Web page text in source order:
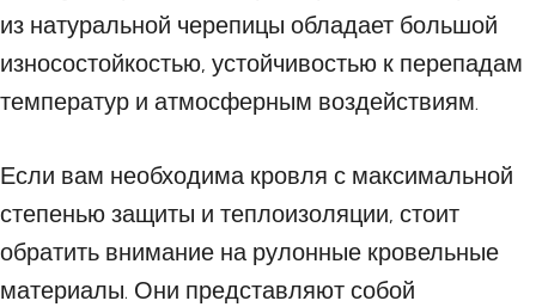
из натуральной черепицы обладает большой
износостойкостью, устойчивостью к перепадам
температур и атмосферным воздействиям.
Если вам необходима кровля с максимальной
степенью защиты и теплоизоляции, стоит
обратить внимание на рулонные кровельные
материалы. Они представляют собой